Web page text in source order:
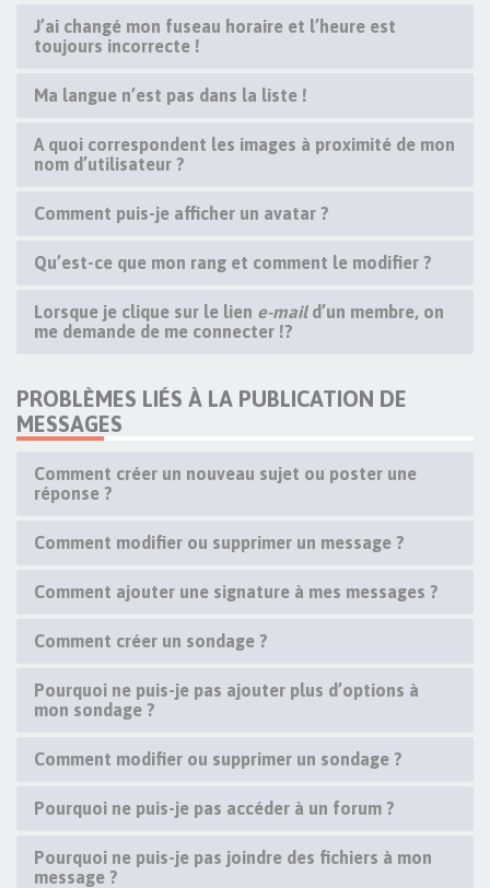
J’ai changé mon fuseau horaire et l’heure est
toujours incorrecte !
Ma langue n’est pas dans la liste !
A quoi correspondent les images à proximité de mon
nom d’utilisateur ?
Comment puis-je afficher un avatar ?
Qu’est-ce que mon rang et comment le modifier ?
Lorsque je clique sur le lien e-maild’un membre, on
me demande de me connecter !?
PROBLÈMES LIÉS À LA PUBLICATION DE
MESSAGES
Comment créer un nouveau sujet ou poster une
réponse ?
Comment modifier ou supprimer un message ?
Comment ajouter une signature à mes messages ?
Comment créer un sondage ?
Pourquoi ne puis-je pas ajouter plus d’options à
mon sondage ?
Comment modifier ou supprimer un sondage ?
Pourquoi ne puis-je pas accéder à un forum ?
Pourquoi ne puis-je pas joindre des fichiers à mon
message ?